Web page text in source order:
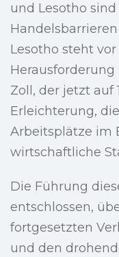
und Lesotho
Lesotho steht
Zoll, der jetzt auf
Erleichterung,
Arbeitsplätze im
wirtschaftliche
Die Führung
entschlossen,
fortgesetzten
und den